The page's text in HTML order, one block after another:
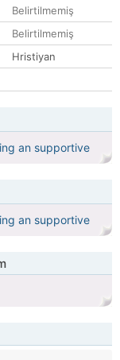
Belirtilmemiş
Belirtilmemiş
Hristiyan
an supportive
an supportive